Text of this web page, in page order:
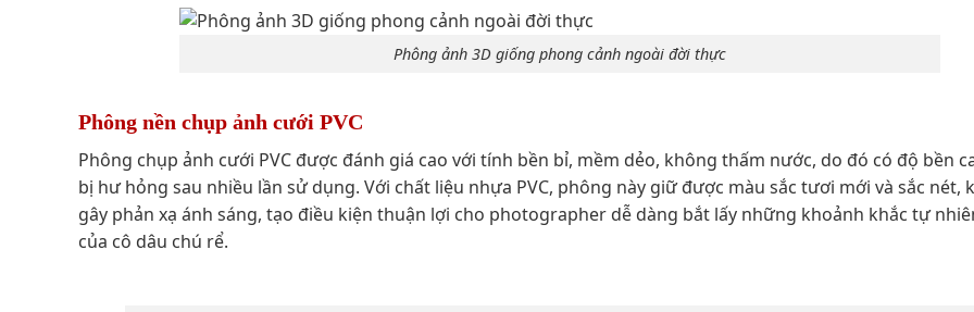
Phông ảnh 3D giống phong cảnh ngoài đời thực
Phông nền chụp ảnh cưới PVC
Phông chụp ảnh cưới PVC được đánh giá cao với tính bền bỉ, mềm dẻo, không thấm nước, do đó có độ bền
bị hư hỏng sau nhiều lần sử dụng. Với chất liệu nhựa PVC, phông này giữ được màu sắc tươi mới và sắc nét,
gây phản xạ ánh sáng, tạo điều kiện thuận lợi cho photographer dễ dàng bắt lấy những khoảnh khắc tự
của cô dâu chú rể.